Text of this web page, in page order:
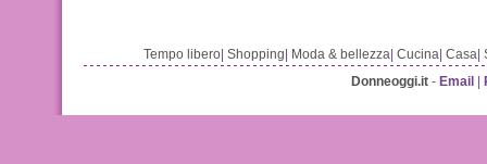
Tempo libero Shopping Moda & bellezza Cucina Casa
Donneoggi.it - Email